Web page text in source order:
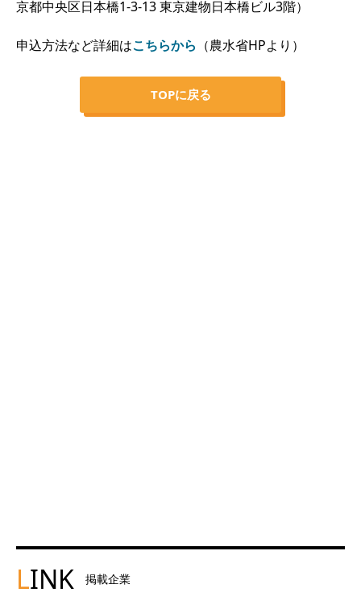
京都中央区日本橋1-3-13 東京建物日本橋ビル3階）
申込方法など詳細はこちらから （農水省HPより）
TOPに戻る
LINK 掲載企業